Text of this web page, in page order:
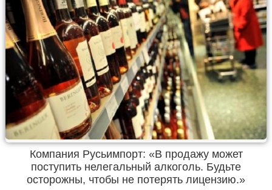
Компания Русьимпорт: «В продажу может
поступить нелегальный алкоголь. Будьте
осторожны, чтобы не потерять лицензию.»